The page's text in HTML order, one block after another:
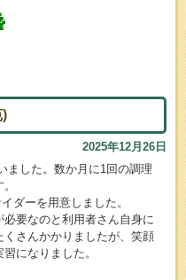
)
2025年12月26日
ました。数か月に1回の調理
ダーを用意しました。
要なのと利用者さん自身に
さんかかりましたが、笑顔
になりました。